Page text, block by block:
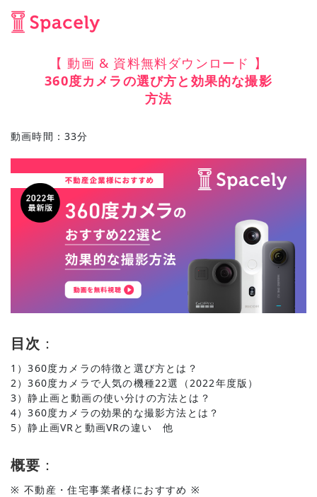
【 動画 & 資料無料ダウンロード 】
360度カメラの選び方と効果的な撮影
方法
動画時間：33分
目次 ：
1）360度カメラの特徴と選び方とは？
2）360度カメラで人気の機種22選（2022年度版）
3）静止画と動画の使い分けの方法とは？
4）360度カメラの効果的な撮影方法とは？
5）静止画VRと動画VRの違い 他
概要 ：
※ 不動産・住宅事業者様におすすめ ※